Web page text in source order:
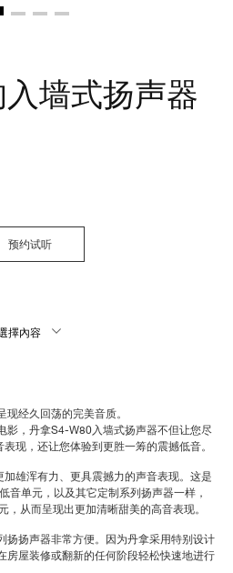
墙式扬声器
预约试听
擇內容
现经久回荡的完美音质。
影，丹拿S4-W80入墙式扬声器不但让您尽
现，还让您体验到更胜一筹的震撼低音。
雄浑有力、更具震撼力的声音表现。这是
音单元，以及其它定制系列扬声器一样，
，从而呈现出更加清晰甜美的高音表现。
扬扬声器非常方便。因为丹拿采用特别设计
房屋装修或翻新的任何阶段轻松快速地进行